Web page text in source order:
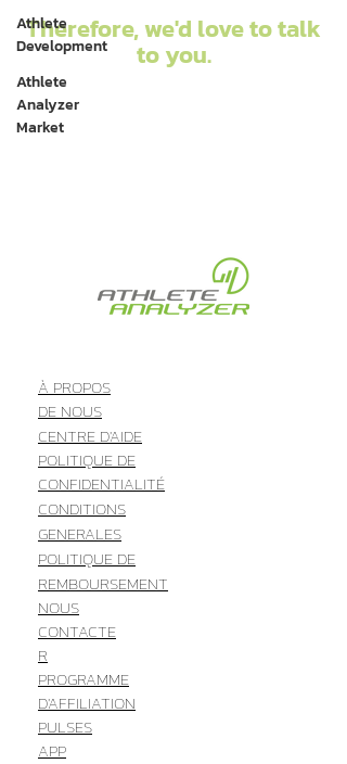
Athlete
Development
Athlete
Analyzer
Market
Therefore, we'd love to talk
to you.
À PROPOS
DE NOUS
CENTRE D'AIDE
POLITIQUE DE
CONFIDENTIALITÉ
CONDITIONS
GENERALES
POLITIQUE DE
REMBOURSEMENT
NOUS
CONTACTE
R
PROGRAMME
D'AFFILIATION
PULSES
APP